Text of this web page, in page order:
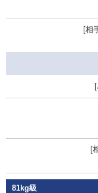
81kg級